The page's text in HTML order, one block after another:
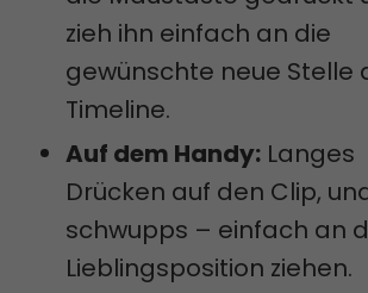
zieh ihn einfach an die
gewünschte neue Stelle
Timeline.
Auf dem Handy: Langes
Drücken auf den Clip,
schwupps – einfach an
Lieblingsposition ziehen.